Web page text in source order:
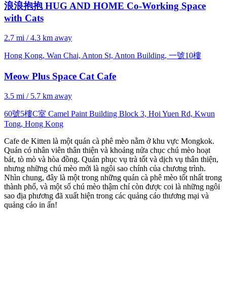
浪浪抱抱 HUG AND HOME Co-Working Space
with Cats
2.7 mi / 4.3 km away
Hong Kong, Wan Chai, Anton St, Anton Building, 一號10樓
Meow Plus Space Cat Cafe
3.5 mi / 5.7 km away
60號5樓C室 Camel Paint Building Block 3, Hoi Yuen Rd, Kwun
Tong, Hong Kong
Cafe de Kitten là một quán cà phê mèo nằm ở khu vực Mongkok.
Quán có nhân viên thân thiện và khoảng nửa chục chú mèo hoạt
bát, tò mò và hòa đồng. Quán phục vụ trà tốt và dịch vụ thân thiện,
nhưng những chú mèo mới là ngôi sao chính của chương trình.
Nhìn chung, đây là một trong những quán cà phê mèo tốt nhất trong
thành phố, và một số chú mèo thậm chí còn được coi là những ngôi
sao địa phương đã xuất hiện trong các quảng cáo thương mại và
quảng cáo in ấn!